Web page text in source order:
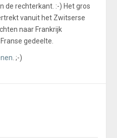
de rechterkant. :-) Het gros
vanuit het Zwitserse
naar Frankrijk
gedeelte.
. ;-)